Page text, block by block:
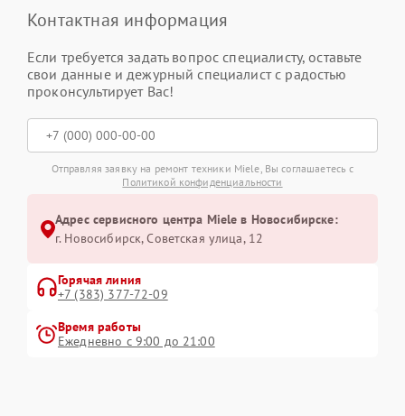
Контактная информация
Если требуется задать вопрос специалисту, оставьте
свои данные и дежурный специалист с радостью
проконсультирует Вас!
Отправляя заявку на ремонт техники Miele, Вы соглашаетесь с
Политикой конфиденциальности
Адрес сервисного центра Miele в Новосибирске:
г. Новосибирск, Советская улица, 12
Горячая линия
+7 (383) 377-72-09
Время работы
Ежедневно с 9:00 до 21:00